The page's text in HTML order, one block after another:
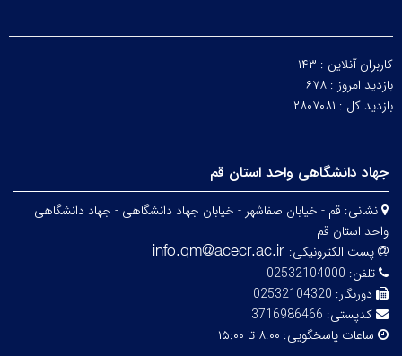
کاربران آنلاین : ۱۴۳
بازدید امروز : ۶۷۸
بازدید کل : ۲۸۰۷۰۸۱
جهاد دانشگاهی واحد استان قم
نشانی: قم - خیابان صفاشهر - خیابان جهاد دانشگاهی - جهاد دانشگاهی
واحد استان قم
پست الکترونیکی:
تلفن: 02532104000
دورنگار: 02532104320
کدپستی: 3716986466
ساعات پاسخگویی: ۸:۰۰ تا ۱۵:۰۰